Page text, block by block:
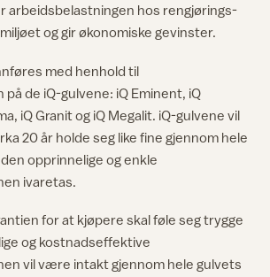
arbeidsbelastningen hos rengjørings­
og gir økonomiske gevinster.
med henhold til
de iQ-gulvene: iQ Eminent, iQ
iQ Granit og iQ Megalit. iQ-gulvene vil
20 år holde seg like fine gjennom hele
opprinnelige og enkle
ivaretas.
for at kjøpere skal føle seg trygge
og kostnadseffektive
vil være intakt gjennom hele gulvets